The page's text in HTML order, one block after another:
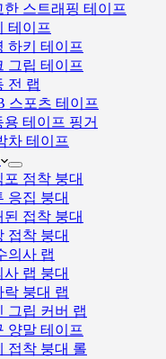
한 스트래핑 테이프
테이프
하키 테이프
그립 테이프
전 랩
스포츠 테이프
용 테이프 핑거
차 테이프
포 점착 붕대
응집 붕대
된 접착 붕대
접착 붕대
의사 랩
사 랩 붕대
락 붕대 랩
그립 커버 랩
양말 테이프
접착 붕대 롤